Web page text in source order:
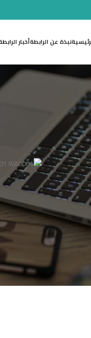
نبذة عن الرابطةأخبار
(ابتهالات)
Posted by
Hamam
يتقدمون من الزميل الشاعر